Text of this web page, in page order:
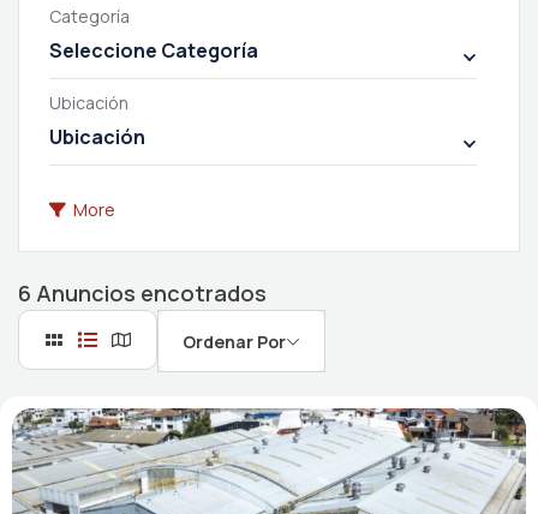
Categoría
Seleccione Categoría
Ubicación
Ubicación
More
6 Anuncios encotrados
Ordenar Por